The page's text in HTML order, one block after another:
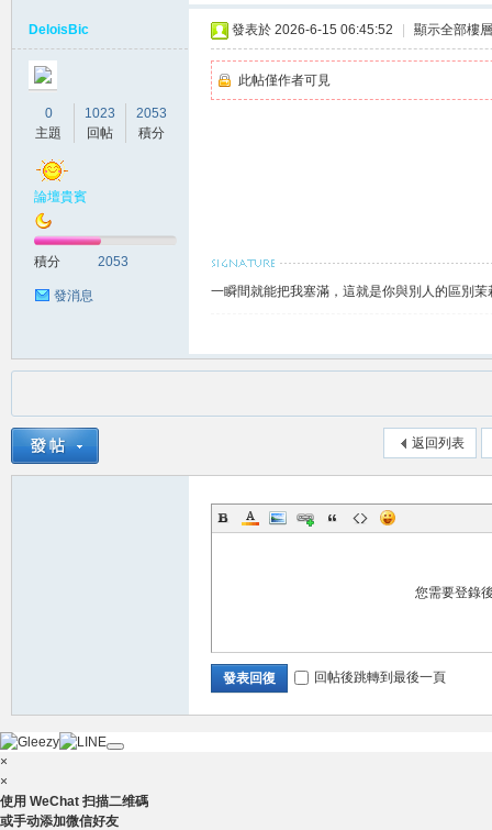
叫
職
DeloisBic
0
主題
1023
回帖
2053
積分
論壇貴賓
積分 2053
發消息
發表於 2026-6-15 06:45:52 顯示全部樓層
此帖僅作者可見
一瞬間就能把我塞滿，這就是你與別人的區別茉
返回列表
您需要登錄
發表回復 回帖後跳轉到最後一頁
×
×
使用 WeChat 扫描二维碼
或手动添加微信好友